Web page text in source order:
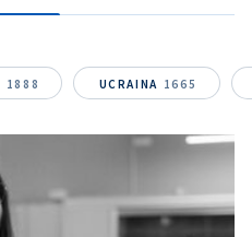
1888 UCRAINA 1665